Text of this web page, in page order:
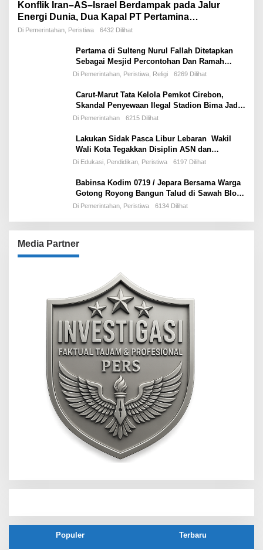
Konflik Iran–AS–Israel Berdampak pada Jalur
Energi Dunia, Dua Kapal PT Pertamina
International Shipping Tertahan di Selat Hormuz
Di Pemerintahan, Peristiwa 6432 Dilihat
Pertama di Sulteng Nurul Fallah Ditetapkan
Sebagai Mesjid Percontohan Dan Ramah
Musafir.
Di Pemerintahan, Peristiwa, Religi 6269 Dilihat
Carut-Marut Tata Kelola Pemkot Cirebon,
Skandal Penyewaan Ilegal Stadion Bima Jadi
Ujian Perdana Wali Kota Effendi Edo
Di Pemerintahan 6215 Dilihat
Lakukan Sidak Pasca Libur Lebaran Wakil
Wali Kota Tegakkan Disiplin ASN dan
Pelayanan Publik
Di Edukasi, Pendidikan, Peristiwa 6197 Dilihat
Babinsa Kodim 0719 / Jepara Bersama Warga
Gotong Royong Bangun Talud di Sawah Blok
Benad, Desa Sidigede
Di Pemerintahan, Peristiwa 6134 Dilihat
Media Partner
Populer Terbaru